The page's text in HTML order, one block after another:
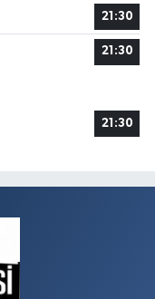
21:30
21:30
21:30